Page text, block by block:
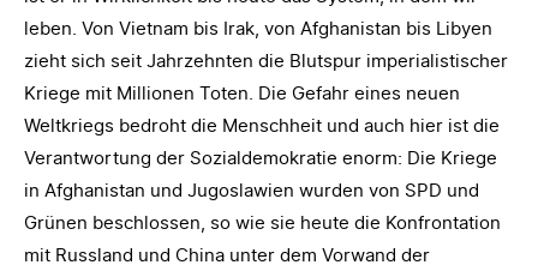
leben. Von Vietnam bis Irak, von Afghanistan bis Libyen
zieht sich seit Jahrzehnten die Blutspur imperialistischer
Kriege mit Millionen Toten. Die Gefahr eines neuen
Weltkriegs bedroht die Menschheit und auch hier ist die
Verantwortung der Sozialdemokratie enorm: Die Kriege
in Afghanistan und Jugoslawien wurden von SPD und
Grünen beschlossen, so wie sie heute die Konfrontation
mit Russland und China unter dem Vorwand der